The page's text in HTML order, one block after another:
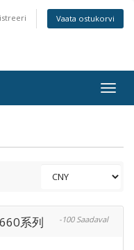
Vaata ostukorvi
系列 -100 Saadaval